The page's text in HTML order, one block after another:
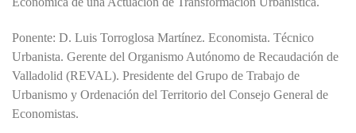
Ponente: D. Luis Torroglosa Martínez. Economista. Técnico
Urbanista. Gerente del Organismo Autónomo de Recaudación de
Valladolid (REVAL). Presidente del Grupo de Trabajo de
Urbanismo y Ordenación del Territorio del Consejo General de
Economistas.